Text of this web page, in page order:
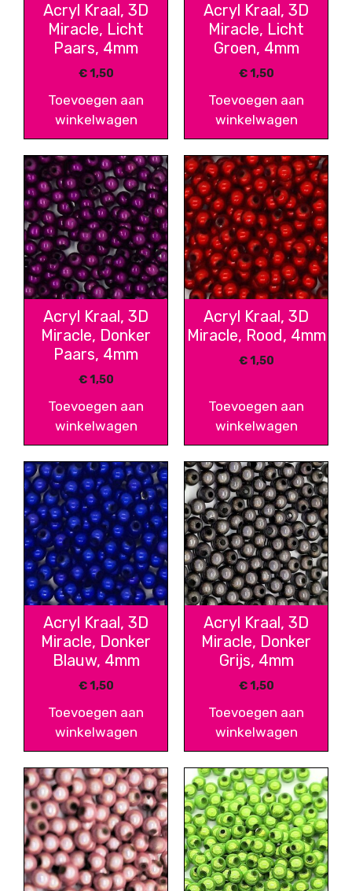
Acryl Kraal, 3D
Miracle, Licht
Paars, 4mm
€1,50
Toevoegen aan
winkelwagen
Acryl Kraal, 3D
Miracle, Licht
Groen, 4mm
€1,50
Toevoegen aan
winkelwagen
Acryl Kraal, 3D
Miracle, Donker
Paars, 4mm
€1,50
Toevoegen aan
winkelwagen
Acryl Kraal, 3D
Miracle, Rood, 4mm
€1,50
Toevoegen aan
winkelwagen
Acryl Kraal, 3D
Miracle, Donker
Blauw, 4mm
€1,50
Toevoegen aan
winkelwagen
Acryl Kraal, 3D
Miracle, Donker
Grijs, 4mm
€1,50
Toevoegen aan
winkelwagen